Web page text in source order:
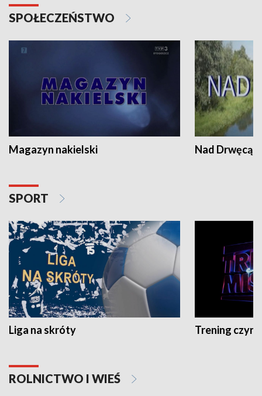
SPOŁECZEŃSTWO
Magazyn nakielski Nad Drwęcą
SPORT
Liga na skróty Trening czyni
ROLNICTWO I WIEŚ